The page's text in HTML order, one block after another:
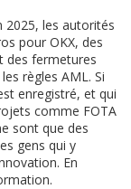
2025, les autorités
pour OKX, des
des fermetures
règles AML. Si
enregistré, et qui
comme FOTA
sont que des
gens qui y
En